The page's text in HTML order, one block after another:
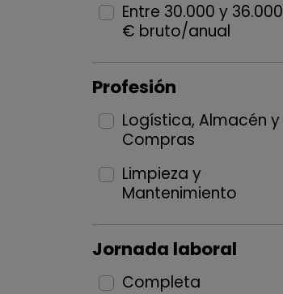
Entre 30.000 y 36.000
€ bruto/anual
Profesión
Logística, Almacén y
Compras
Limpieza y
Mantenimiento
Jornada laboral
Completa